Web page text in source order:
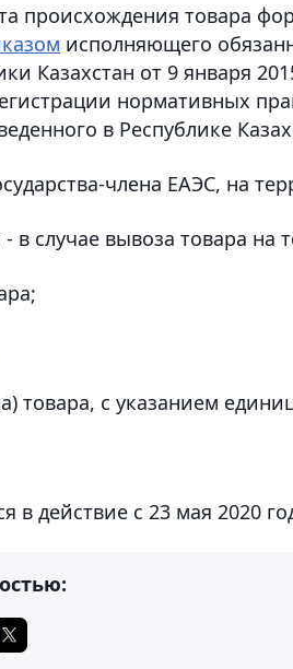
происхождения товара
исполняющего
Казахстан от 9 января
нормативных
в Республике
члена ЕАЭС, на
в случае вывоза товара на
товара, с указанием
в действие с 23 мая 2020